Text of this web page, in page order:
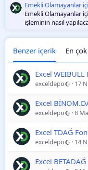
Emekli Olamayanlar
Emekli Olamayanlar
işleminin nasıl
Benzer içerik En
Excel
exceldepo 17
Excel
exceldepo 8
Excel TDAĞ
exceldepo 14
Excel